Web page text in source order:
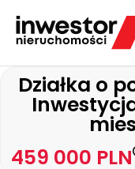
Działka o
459 000 PLN